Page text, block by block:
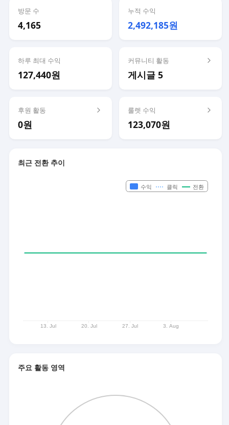
방문 수
4,165
누적 수익
2,492,185원
하루 최대 수익
127,440원
커뮤니티 활동
게시글 5
후원 활동
0원
룰렛 수익
123,070원
최근 전환 추이
주요 활동 영역